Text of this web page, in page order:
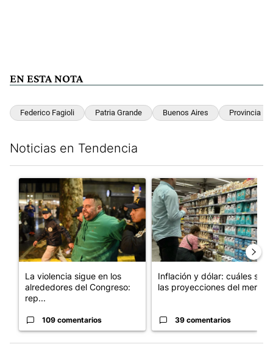
EN ESTA NOTA
Federico Fagioli Patria Grande Buenos Aires Provincia
Noticias en Tendencia
Un artículo de tendencia con el título "La violencia sigue en
La violencia sigue en los
alrededores del Congreso:
rep...
109 comentarios
Un artículo de tendencia con
Inflación y dólar: cuáles son
las proyecciones del merc...
39 comentarios